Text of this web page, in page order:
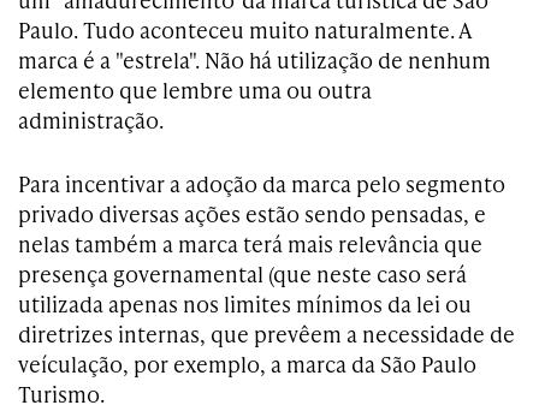
Paulo. Tudo aconteceu muito naturalmente. A
marca é a "estrela". Não há utilização de nenhum
elemento que lembre uma ou outra
administração.
Para incentivar a adoção da marca pelo segmento
privado diversas ações estão sendo pensadas, e
nelas também a marca terá mais relevância que
presença governamental (que neste caso será
utilizada apenas nos limites mínimos da lei ou
diretrizes internas, que prevêem a necessidade de
veículação, por exemplo, a marca da São Paulo
Turismo.